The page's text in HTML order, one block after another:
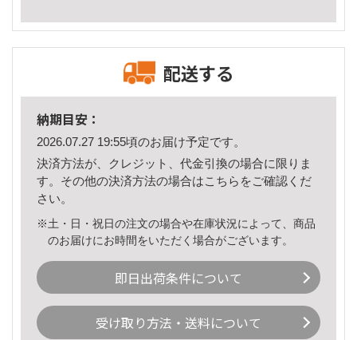
配送する
納期目安：
2026.07.27 19:55頃のお届け予定です。
決済方法が、クレジット、代金引換の場合に限りま
す。その他の決済方法の場合はこちら をご確認くだ
さい。
※土・日・祝日の注文の場合や在庫状況によって、商品
のお届けにお時間をいただく場合がございます。
即日出荷条件について
受け取り方法・送料について